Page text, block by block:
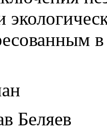
Беляев